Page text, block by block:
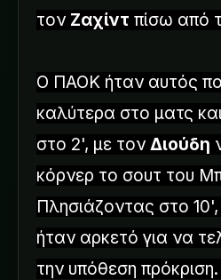
τον Ζαχίντ πίσω από
Ο ΠΑΟΚ ήταν αυτός
καλύτερα στο ματς
στο 2', με τον Διούδη
κόρνερ το σουτ του
Πλησιάζοντας στο
ήταν αρκετό για να
την υπόθεση